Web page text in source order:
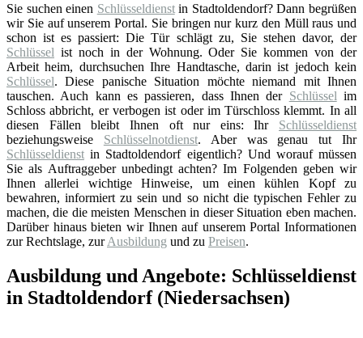
Sie suchen einen Schlüsseldienstin Stadtoldendorf? Dann begrüßen
wir Sie auf unserem Portal. Sie bringen nur kurz den Müll raus und
schon ist es passiert: Die Tür schlägt zu, Sie stehen davor, der
Schlüssel ist noch in der Wohnung. Oder Sie kommen von der
Arbeit heim, durchsuchen Ihre Handtasche, darin ist jedoch kein
Schlüssel. Diese panische Situation möchte niemand mit Ihnen
tauschen. Auch kann es passieren, dass Ihnen der Schlüssel im
Schloss abbricht, er verbogen ist oder im Türschloss klemmt. In all
diesen Fällen bleibt Ihnen oft nur eins: Ihr Schlüsseldienst
beziehungsweise Schlüsselnotdienst. Aber was genau tut Ihr
Schlüsseldienst in Stadtoldendorf eigentlich? Und worauf müssen
Sie als Auftraggeber unbedingt achten? Im Folgenden geben wir
Ihnen allerlei wichtige Hinweise, um einen kühlen Kopf zu
bewahren, informiert zu sein und so nicht die typischen Fehler zu
machen, die die meisten Menschen in dieser Situation eben machen.
Darüber hinaus bieten wir Ihnen auf unserem Portal Informationen
zur Rechtslage, zurAusbildung und zu Preisen.
Ausbildung und Angebote: Schlüsseldienst
in Stadtoldendorf (Niedersachsen)